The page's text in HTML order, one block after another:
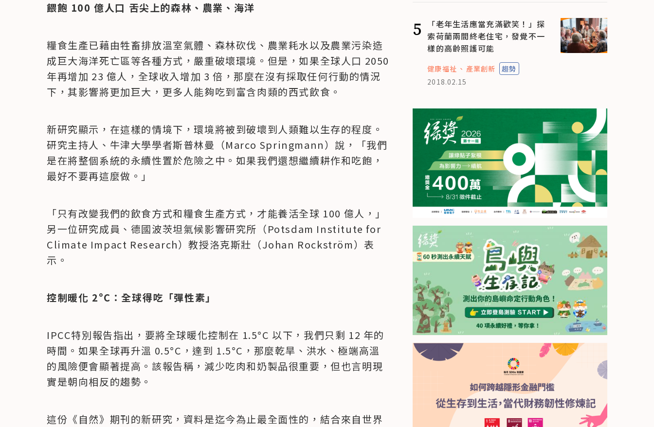
餵飽 100 億人口 舌尖上的森林、農業、海洋
糧食生產已藉由牲畜排放溫室氣體、森林砍伐、農業耗水以及農業污染造
成巨大海洋死亡區等各種方式，嚴重破壞環境。但是，如果全球人口 2050
年再增加 23 億人，全球收入增加 3 倍，那麼在沒有採取任何行動的情況
下，其影響將更加巨大，更多人能夠吃到富含肉類的西式飲食。
新研究顯示，在這樣的情境下，環境將被到破壞到人類難以生存的程度。
研究主持人、牛津大學學者斯普林曼（Marco Springmann）說，「我們
是在將整個系統的永續性置於危險之中。如果我們還想繼續耕作和吃飽，
最好不要再這麼做。」
「只有改變我們的飲食方式和糧食生產方式，才能養活全球 100 億人，」
另一位研究成員、德國波茨坦氣候影響研究所（Potsdam Institute for
Climate Impact Research）教授洛克斯壯（Johan Rockström）表
示。
控制暖化 2°C：全球得吃「彈性素」
IPCC特別報告指出，要將全球暖化控制在 1.5°C 以下，我們只剩 12 年的
時間。如果全球再升溫 0.5°C，達到 1.5°C，那麼乾旱、洪水、極端高溫
的風險便會顯著提高。該報告稱，減少吃肉和奶製品很重要，但也言明現
實是朝向相反的趨勢。
這份《自然》期刊的新研究，資料是迄今為止最全面性的，結合來自世界
5
「老年生活應當充滿歡笑！」探
索荷蘭兩間終老住宅，發覺不一
樣的高齡照護可能
健康福祉 產業創新
趨勢
2018.02.15